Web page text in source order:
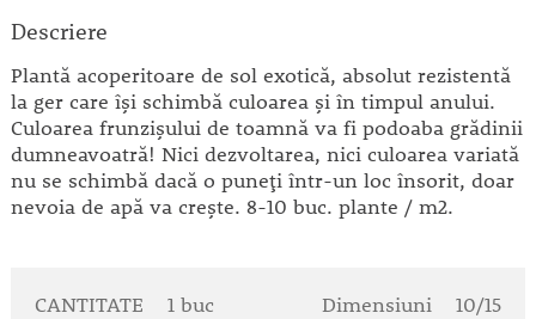
Descriere
Plantă acoperitoare de sol exotică, absolut rezistentă
la ger care îşi schimbă culoarea şi în timpul anului.
Culoarea frunzişului de toamnă va fi podoaba grădinii
dumneavoatră! Nici dezvoltarea, nici culoarea variată
nu se schimbă dacă o puneţi într-un loc însorit, doar
nevoia de apă va creşte. 8-10 buc. plante / m2.
CANTITATE 1 buc Dimensiuni
10/15